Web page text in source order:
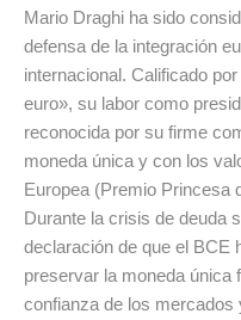
Mario Draghi ha sido
defensa de la integración
internacional. Calificado
euro», su labor como
reconocida por su firme
moneda única y con los
Europea (Premio Princesa
Durante la crisis de deuda
declaración de que el BCE
preservar la moneda única
confianza de los